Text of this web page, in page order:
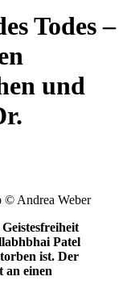
Todes –
und
© Andrea Weber
Patel
ist. Der
an einen